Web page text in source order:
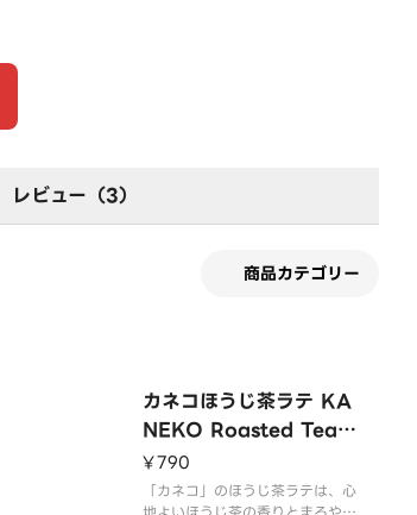
レビュー（3）
商品カテゴリー
カネコほうじ茶ラテ KA
NEKO Roasted Tea L
atte
¥790
「カネコ」のほうじ茶ラテは、心